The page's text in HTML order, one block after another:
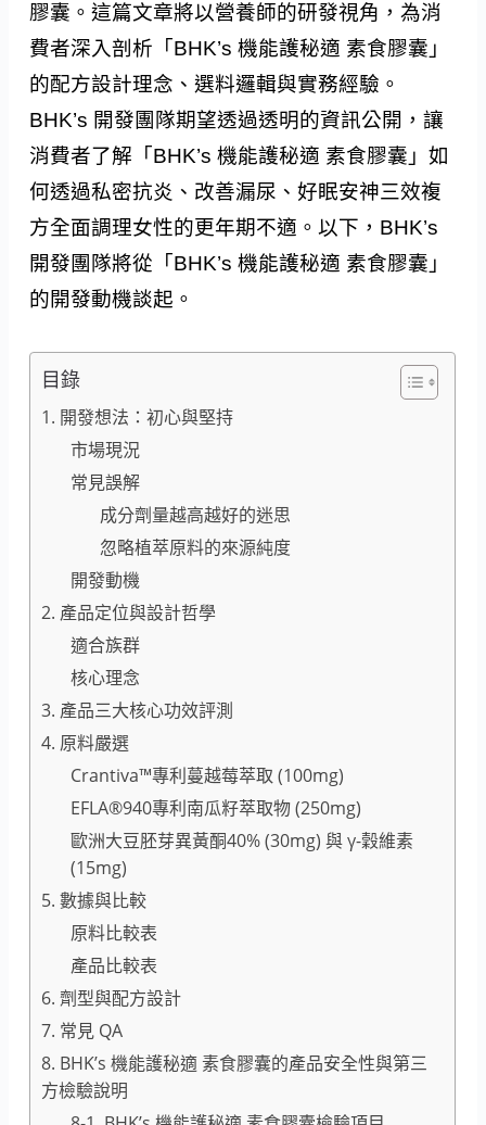
膠囊。這篇文章將以營養師的研發視角，為消
費者深入剖析「BHK’s 機能護秘適 素食膠囊」
的配方設計理念、選料邏輯與實務經驗。
BHK’s 開發團隊期望透過透明的資訊公開，讓
消費者了解「BHK’s 機能護秘適 素食膠囊」如
何透過私密抗炎、改善漏尿、好眠安神三效複
方全面調理女性的更年期不適。以下，BHK’s
開發團隊將從「BHK’s 機能護秘適 素食膠囊」
的開發動機談起。
目錄
1. 開發想法：初心與堅持
市場現況
常見誤解
成分劑量越高越好的迷思
忽略植萃原料的來源純度
開發動機
2. 產品定位與設計哲學
適合族群
核心理念
3. 產品三大核心功效評測
4. 原料嚴選
Crantiva™專利蔓越莓萃取 (100mg)
EFLA®940專利南瓜籽萃取物 (250mg)
歐洲大豆胚芽異黃酮40% (30mg) 與 γ-穀維素
(15mg)
5. 數據與比較
原料比較表
產品比較表
6. 劑型與配方設計
7. 常見 QA
8. BHK’s 機能護秘適 素食膠囊的產品安全性與第三
方檢驗說明